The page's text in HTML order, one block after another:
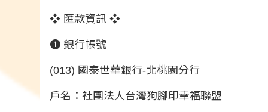
❖ 匯款資訊 ❖
❶ 銀行帳號
(013) 國泰世華銀行-北桃園分行
戶名：社團法人台灣狗腳印幸福聯盟